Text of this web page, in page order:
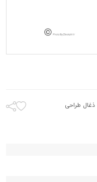
طراحی